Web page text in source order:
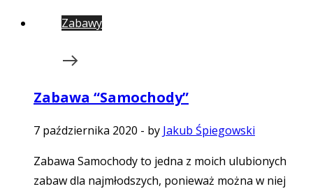
Zabawy
Zabawa “Samochody”
7 października 2020 - by Jakub Śpiegowski
Zabawa Samochody to jedna z moich ulubionych
zabaw dla najmłodszych, ponieważ można w niej